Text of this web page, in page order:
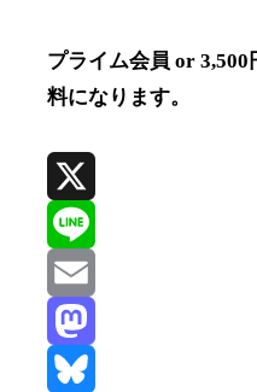
プライム会員 or
料になります。
X
Line
Email
Mastodon